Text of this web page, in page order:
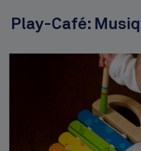
Play-Café: